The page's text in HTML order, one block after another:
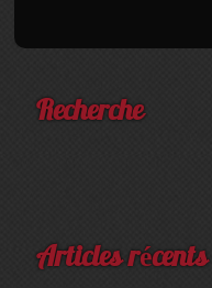
Recherche
Articles récents